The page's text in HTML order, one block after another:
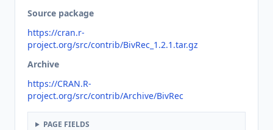
Source package
https://cran.r-
project.org/src/contrib/BivRec_1.2.1.tar.gz
Archive
https://CRAN.R-
project.org/src/contrib/Archive/BivRec
PAGE FIELDS